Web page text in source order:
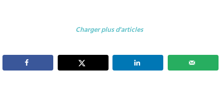
Charger plus d'articles